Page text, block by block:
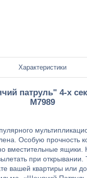
Характеристики
патруль" 4-х
М7989
Особую прочность
вместительные
при
вашей квартиры или